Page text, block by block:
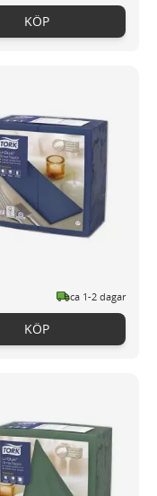
KÖP
ca 1-2 dagar
KÖP